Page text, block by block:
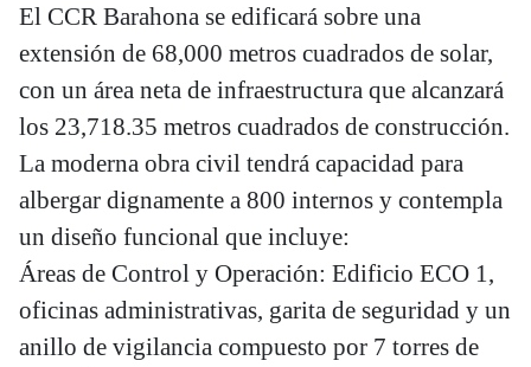
El CCR Barahona se edificará sobre una
extensión de 68,000 metros cuadrados de solar,
con un área neta de infraestructura que alcanzará
los 23,718.35 metros cuadrados de construcción.
La moderna obra civil tendrá capacidad para
albergar dignamente a 800 internos y contempla
un diseño funcional que incluye:
Áreas de Control y Operación: Edificio ECO 1,
oficinas administrativas, garita de seguridad y un
anillo de vigilancia compuesto por 7 torres de